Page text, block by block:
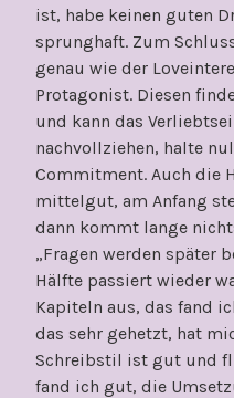
ist, habe keinen guten
sprunghaft. Zum
genau wie der
Protagonist. Diesen
und kann das
nachvollziehen, halte
Commitment. Auch die
mittelgut, am Anfang
dann kommt lange
„Fragen werden später
Hälfte passiert wieder
Kapiteln aus, das fand
das sehr gehetzt, hat
Schreibstil ist gut und
fand ich gut, die